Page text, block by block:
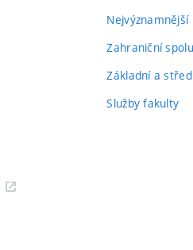
Zahraniční
Základní a
Služby fakulty